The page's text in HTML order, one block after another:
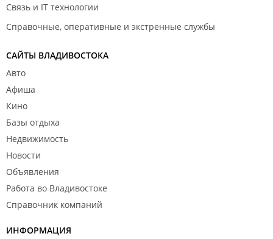
Связь и IT технологии
Справочные, оперативные и экстренные службы
САЙТЫ ВЛАДИВОСТОКА
Авто
Афиша
Кино
Базы отдыха
Недвижимость
Новости
Объявления
Работа во Владивостоке
Справочник компаний
ИНФОРМАЦИЯ